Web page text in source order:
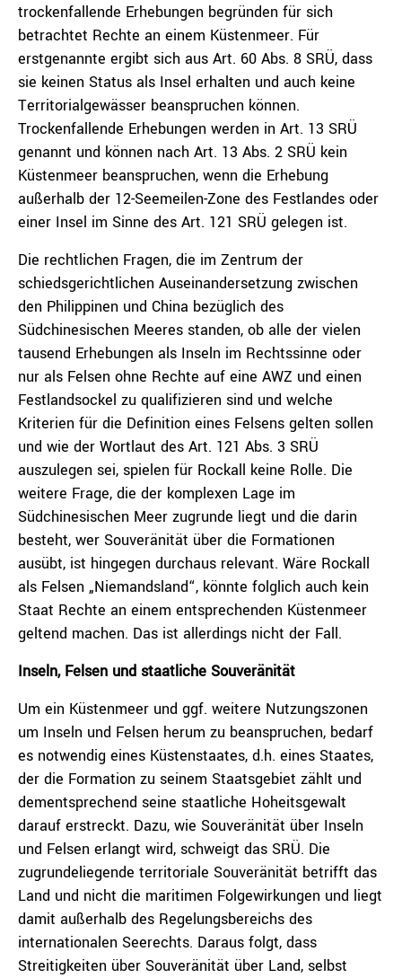
trockenfallende Erhebungen begründen für sich
betrachtet Rechte an einem Küstenmeer. Für
erstgenannte ergibt sich aus Art. 60 Abs. 8 SRÜ, dass
sie keinen Status als Insel erhalten und auch keine
Territorialgewässer beanspruchen können.
Trockenfallende Erhebungen werden in Art. 13 SRÜ
genannt und können nach Art. 13 Abs. 2 SRÜ kein
Küstenmeer beanspruchen, wenn die Erhebung
außerhalb der 12-Seemeilen-Zone des Festlandes oder
einer Insel im Sinne des Art. 121 SRÜ gelegen ist.
Die rechtlichen Fragen, die im Zentrum der
schiedsgerichtlichen Auseinandersetzung zwischen
den Philippinen und China bezüglich des
Südchinesischen Meeres standen, ob alle der vielen
tausend Erhebungen als Inseln im Rechtssinne oder
nur als Felsen ohne Rechte auf eine AWZ und einen
Festlandsockel zu qualifizieren sind und welche
Kriterien für die Definition eines Felsens gelten sollen
und wie der Wortlaut des Art. 121 Abs. 3 SRÜ
auszulegen sei, spielen für Rockall keine Rolle. Die
weitere Frage, die der komplexen Lage im
Südchinesischen Meer zugrunde liegt und die darin
besteht, wer Souveränität über die Formationen
ausübt, ist hingegen durchaus relevant. Wäre Rockall
als Felsen „Niemandsland“, könnte folglich auch kein
Staat Rechte an einem entsprechenden Küstenmeer
geltend machen. Das ist allerdings nicht der Fall.
Inseln, Felsen und staatliche Souveränität
Um ein Küstenmeer und ggf. weitere Nutzungszonen
um Inseln und Felsen herum zu beanspruchen, bedarf
es notwendig eines Küstenstaates, d.h. eines Staates,
der die Formation zu seinem Staatsgebiet zählt und
dementsprechend seine staatliche Hoheitsgewalt
darauf erstreckt. Dazu, wie Souveränität über Inseln
und Felsen erlangt wird, schweigt das SRÜ. Die
zugrundeliegende territoriale Souveränität betrifft das
Land und nicht die maritimen Folgewirkungen und liegt
damit außerhalb des Regelungsbereichs des
internationalen Seerechts. Daraus folgt, dass
Streitigkeiten über Souveränität über Land, selbst